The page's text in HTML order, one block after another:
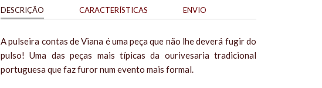
DESCRIÇÃO CARACTERÍSTICAS ENVIO
A pulseira contas de Viana é uma peça que não lhe deverá fugir do
pulso! Uma das peças mais típicas da ourivesaria tradicional
portuguesa que faz furor num evento mais formal.